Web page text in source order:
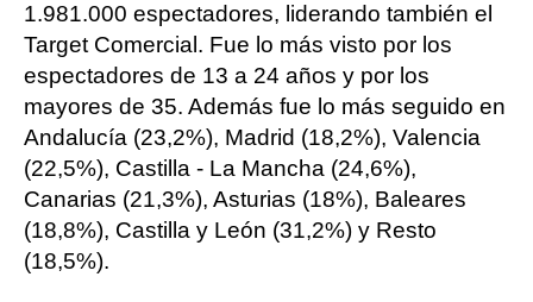
1.981.000 espectadores, liderando también el
Target Comercial. Fue lo más visto por los
espectadores de 13 a 24 años y por los
mayores de 35. Además fue lo más seguido en
Andalucía (23,2%), Madrid (18,2%), Valencia
(22,5%), Castilla - La Mancha (24,6%),
Canarias (21,3%), Asturias (18%), Baleares
(18,8%), Castilla y León (31,2%) y Resto
(18,5%).